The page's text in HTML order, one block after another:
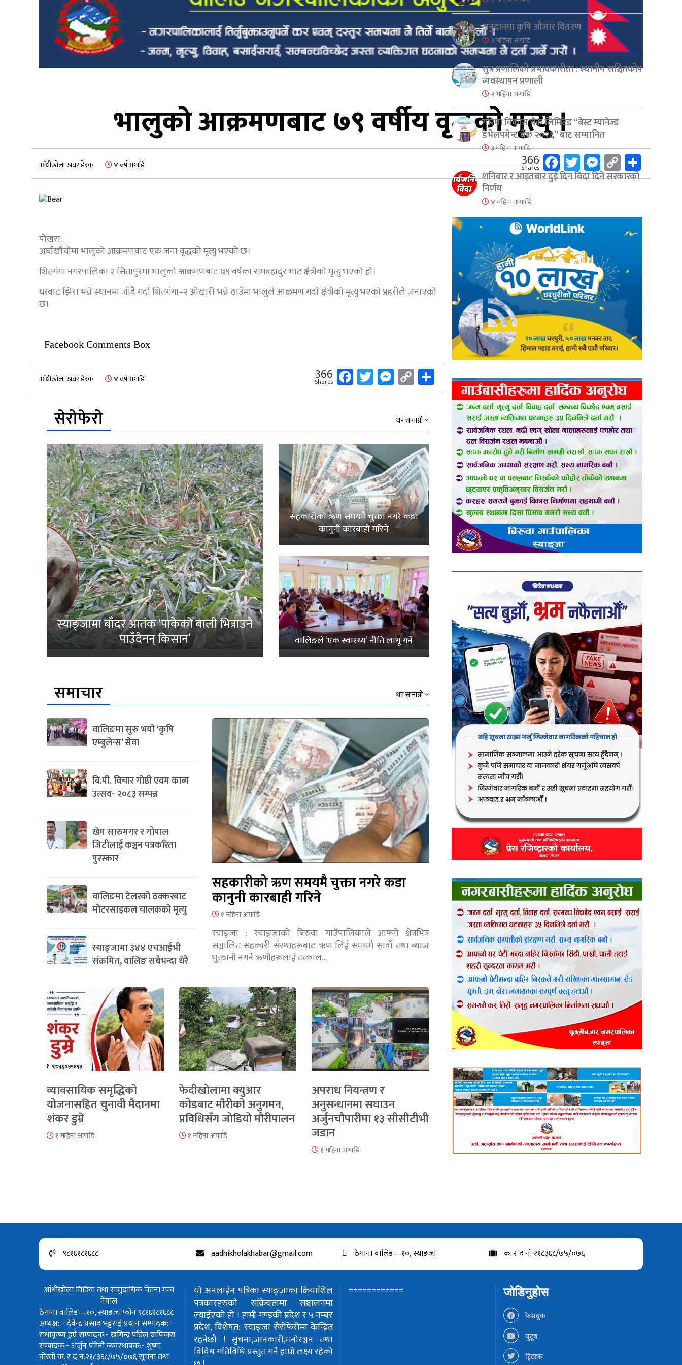
भालुको आक्रमणबाट ७९ वर्षीय वृृद्धको मृत्यु ।
आँधीखोला खवर डेस्क ४ वर्ष अगाडि 366
Shares Facebook
Twitter
Messenger
Copy
Link
Share
पोखरा:
अर्घाखाँचीमा भालुको आक्रमणबाट एक जना वृृद्धको मृत्यु भएको छ।
शितगंगा नगरपालिका २ सितापुरमा भालुको आक्रमणबाट ७९ वर्षका रामबहादुर भाट क्षेत्रीको मृत्यु भएको हो।
घरबाट झिरा भन्ने स्थानमा जाँदै गर्दा शितगंगा–२ ओखारी भन्ने ठाउँमा भालुले आक्रमण गर्दा क्षेत्रीको मृत्यु भएको प्रहरीले जनाएको
छ।
Facebook Comments Box
आँधीखोला खवर डेस्क ४ वर्ष अगाडि 366
Shares Facebook
Twitter
Messenger
Copy
Link
Share
सेरोफेरो
थप सामाग्री
स्याङ्जामा बाँदर आतंक ‘पाकेको बाली भित्राउनै
पाउँदैनन् किसान’
सहकारीको ऋण समयमै चुक्ता नगरे कडा
कानुनी कारबाही गरिने
वालिङले ‘एक स्वास्थ्य’ नीति लागू गर्ने
समाचार थप सामाग्री
वालिङमा सुरु भयो ‘कृषि
एम्बुलेन्स’ सेवा
बि.पी. विचार गोष्ठी एवम काव्य
उत्सव- २०८३ सम्पन्न
खेम सारुमगर र गोपाल
जिटीलाई कञ्चन पत्रकरिता
पुरस्कार
वालिङमा टेलरको ठक्करबाट
मोटरसाइकल चालकको मृत्यु
स्याङ्जामा ३४४ एचआईभी
संक्रमित, वालिङ सबैभन्दा धेरै
सहकारीको ऋण समयमै चुक्ता नगरे कडा
कानुनी कारबाही गरिने
१ महिना अगाडि
स्याङ्जा : स्याङ्जाको बिरुवा गाउँपालिकाले आफ्नो क्षेत्रभित्र
सञ्चालित सहकारी संस्थाहरूबाट ऋण लिई समयमै सावाँ तथा ब्याज
भुक्तानी नगर्ने ऋणीहरूलाई तत्काल…
व्यावसायिक समृद्धिको
योजनासहित चुनावी मैदानमा
शंकर डुम्रे
१ महिना अगाडि
फेदीखोलामा क्युआर
कोडबाट मौरीको अनुगमन,
प्रविधिसँग जोडियो मौरीपालन
१ महिना अगाडि
अपराध नियन्त्रण र
अनुसन्धानमा सघाउन
अर्जुनचौपारीमा १३ सीसीटीभी
जडान
१ महिना अगाडि
अनुदानमा कृषि औजार वितरण
२ महिना अगाडि
सुत्र प्रणालिको प्रभावकारीता : स्थानीय सञ्चितकोष
व्यवस्थापन प्रणाली
२ महिना अगाडि
गरिमा विकास बैंक लिमिटेड “बेस्ट म्यानेज्ड
डेभेलपमेन्ट बैंक २०२६” बाट सम्मानित
३ महिना अगाडि
शनिबार र आइतबार दुई दिन बिदा दिने सरकारको
निर्णय
४ महिना अगाडि
९८१६१८१६८८ aadhikholakhabar@gmail.com ठेगाना वालिङ—१०, स्याङजा क. र द नं. २१८३६८/७५/०७६
आँधीखोला मिडिया तथा सामुदायिक चेतना मन्च
नेपाल
ठेगाना वालिङ—१०, स्याङजा फोन ९८१६१८१६८८
अध्यक्ष: - देवेन्द्र प्रसाद भट्टराईप्रधान सम्पादक:-
राधाकृष्ण डुम्रेसम्पादक:- खगिन्द्र पौडेलग्राफिक्स
सम्पादक:- अर्जुन पंगेनीव्यवस्थापक:- शुष्मा
वोस्तीक. र द नं.२१८३६८/७५/०७६सूचना तथा
यो अनलाईन पत्रिका स्याङ्जाका क्रियाशिल
पत्रकारहरुको सक्रियतामा सञ्चालनमा
ल्याईएको हो । हामी गण्डकी प्रदेश र ५ नम्बर
प्रदेश, विशेषत: स्याङ्जा सेरोफेरोमा केन्द्रित
रहनेछौ !सुचना,जानकारी,मनोरञ्जन तथा
विविध गतिविधि प्रस्तुत गर्ने हाम्रो लक्ष्य रहेको
============ जोडिनुहोस
फेसबुक
युटूब
ट्विटहरु